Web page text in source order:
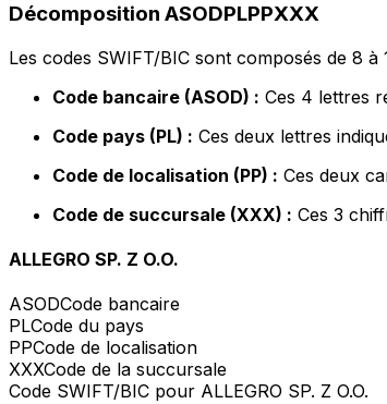
Décomposition ASODPLPPXXX
Les codes SWIFT/BIC sont composés de 8
Code bancaire (ASOD) : Ces 4 lettres
Code pays (PL) : Ces deux lettres
Code de localisation (PP) : Ces deux
Code de succursale (XXX) : Ces 3
ALLEGRO SP. Z O.O.
ASODCode bancaire
PLCode du pays
PPCode de localisation
XXXCode de la succursale
Code SWIFT/BIC pour ALLEGRO SP. Z O.O.